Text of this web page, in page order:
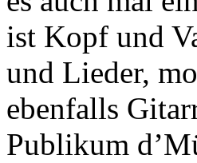
ist Kopf und
und Lieder,
ebenfalls
Publikum